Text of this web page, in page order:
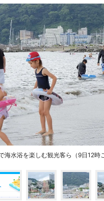
海水浴を楽しむ観光客ら（9日12時